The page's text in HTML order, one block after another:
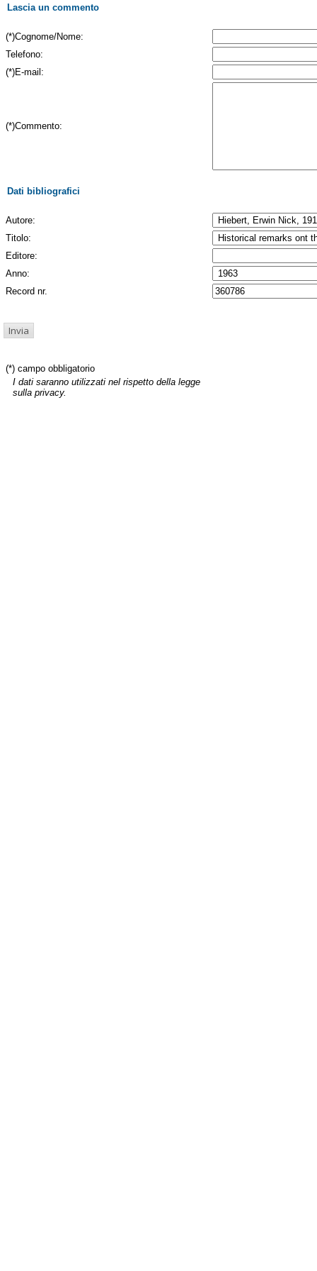
Lascia un commento
(*)Cognome/Nome:
Telefono:
(*)E-mail:
(*)Commento:
Dati bibliografici
Autore:
Titolo:
Editore:
Anno:
Record nr.
(*) campo obbligatorio
I dati saranno utilizzati nel rispetto della legge
sulla privacy.